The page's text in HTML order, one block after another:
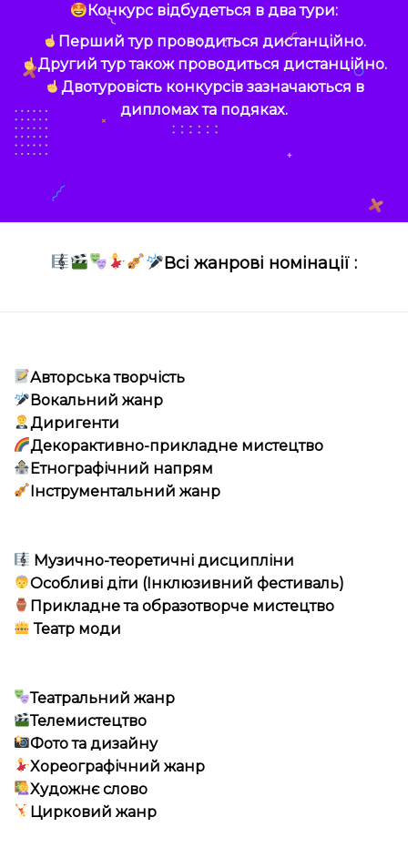
Конкурс відбудеться в два тури:
Перший тур проводиться дистанційно.
Другий тур також проводиться дистанційно.
Двотуровість конкурсів зазначаються в
дипломах та подяках.
Всі жанрові номінації :
Авторська творчість
Вокальний жанр
Диригенти
Декорактивно-прикладне мистецтво
Етнографічний напрям
Інструментальний жанр
Музично-теоретичні дисципліни
Особливі діти (Інклюзивний фестиваль)
Прикладне та образотворче мистецтво
Театр моди
Театральний жанр
Телемистецтво
Фото та дизайну
Хореографічний жанр
Художнє слово
Цирковий жанр